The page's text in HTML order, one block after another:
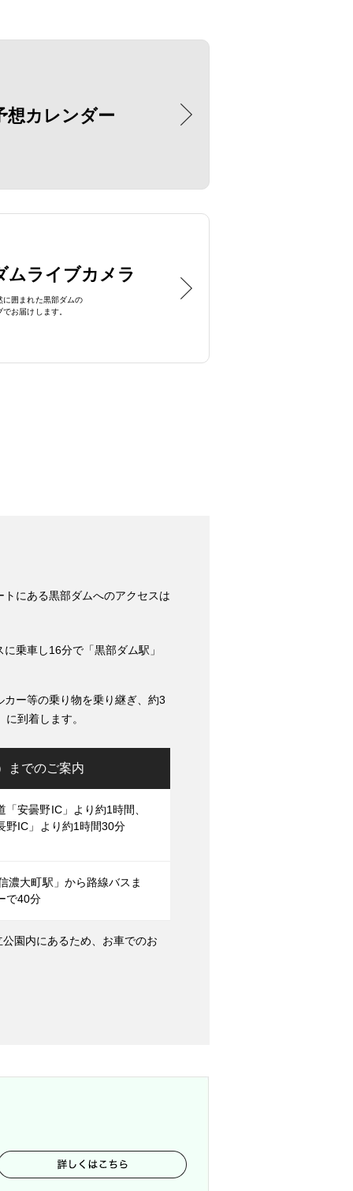
想カレンダー
ムライブカメラ
に囲まれた黒部ダムの
でお届けします。
にある黒部ダムへのアクセスは
乗車し16分で「黒部ダム駅」
ー等の乗り物を乗り継ぎ、約3
到着します。
までのご案内
「安曇野IC」より約1時間、
野IC」より約1時間30分
濃大町駅」から路線バスま
で40分
園内にあるため、お車でのお